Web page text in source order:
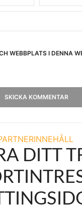
WEBBPLATS I DENNA
DITT